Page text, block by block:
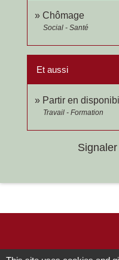
Chômage
Social - Santé
Et aussi
Partir en
Travail - Formation